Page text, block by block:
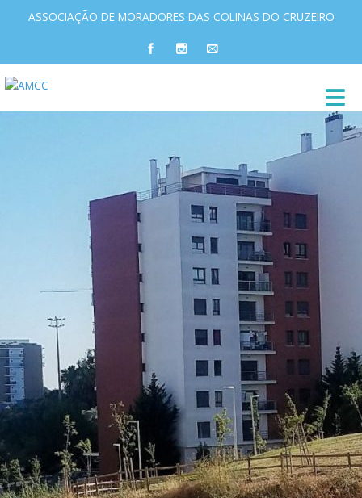
ASSOCIAÇÃO DE MORADORES DAS COLINAS DO CRUZEIRO